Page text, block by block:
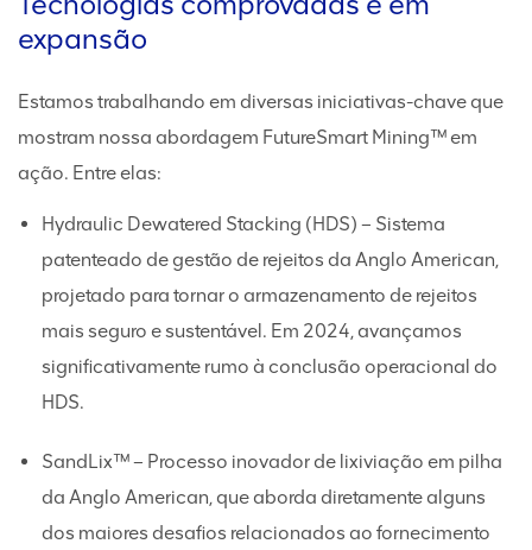
expansão
Estamos trabalhando em diversas iniciativas-chave que
mostram nossa abordagem FutureSmart Mining™ em
ação. Entre elas:
Hydraulic Dewatered Stacking (HDS) – Sistema
patenteado de gestão de rejeitos da Anglo American,
projetado para tornar o armazenamento de rejeitos
mais seguro e sustentável. Em 2024, avançamos
significativamente rumo à conclusão operacional do
HDS.
SandLix™ – Processo inovador de lixiviação em pilha
da Anglo American, que aborda diretamente alguns
dos maiores desafios relacionados ao fornecimento